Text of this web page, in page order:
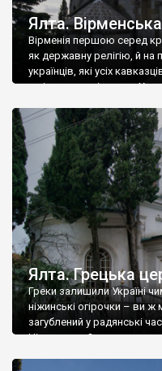
Ялта.
Вірменія першою серед
як державну релігію, й на
українців, які усіх
є відданими вірянами
Ялта. Грецька
Греки залишили Україні
ніжинські огірочки – ви ж
загублений у радянські
Ніжин греки?